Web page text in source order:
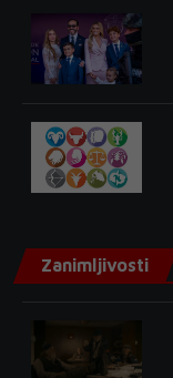
Zanimljivosti